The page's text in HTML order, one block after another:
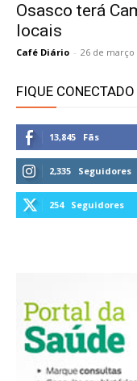
Osasco terá
locais
Café Diário - 26 de março
FIQUE CONECTADO
13,845 Fãs
2,335 Seguidores
254 Seguidores